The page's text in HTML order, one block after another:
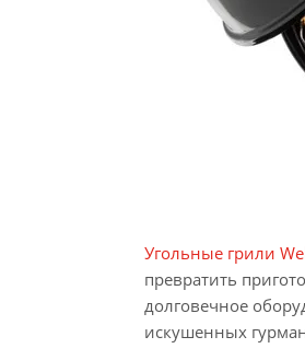
Угольные грили
превратить
долговечное
искушенных